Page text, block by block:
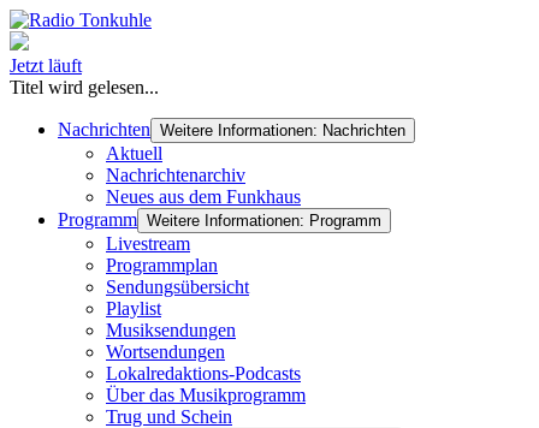
Jetzt läuft
Titel wird gelesen...
Nachrichten Weitere Informationen: Nachrichten
Aktuell
Nachrichtenarchiv
Neues aus dem Funkhaus
Programm Weitere Informationen: Programm
Livestream
Programmplan
Sendungsübersicht
Playlist
Musiksendungen
Wortsendungen
Lokalredaktions-Podcasts
Über das Musikprogramm
Trug und Schein